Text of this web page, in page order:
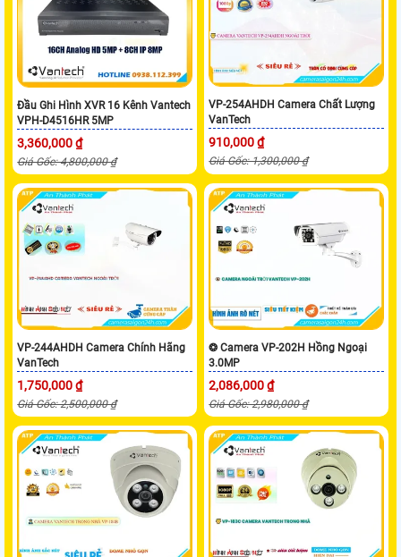
Đầu Ghi Hình XVR 16 Kênh Vantech
VPH-D4516HR 5MP
3,360,000 ₫
Giá Gốc: 4,800,000 ₫
VP-254AHDH Camera Chất Lượng
VanTech
910,000 ₫
Giá Gốc: 1,300,000 ₫
VP-244AHDH Camera Chính Hãng
VanTech
1,750,000 ₫
Giá Gốc: 2,500,000 ₫
❂ Camera VP-202H Hồng Ngoại
3.0MP
2,086,000 ₫
Giá Gốc: 2,980,000 ₫